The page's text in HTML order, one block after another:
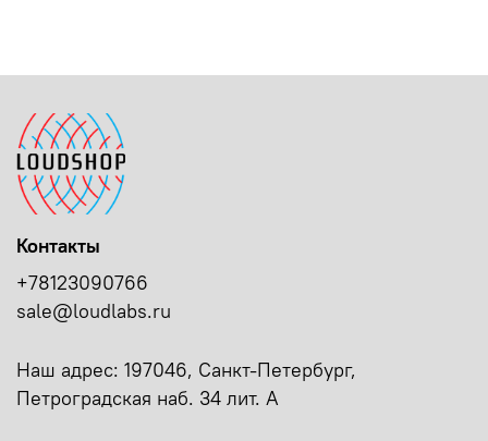
Контакты
+78123090766
sale@loudlabs.ru
Наш адрес: 197046, Санкт-Петербург,
Петроградская наб. 34 лит. А